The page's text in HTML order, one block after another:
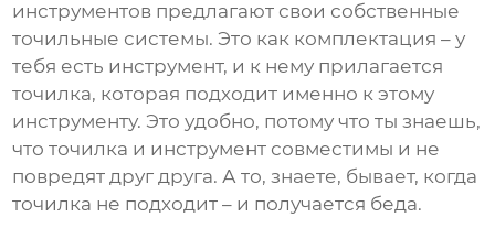
инструментов предлагают свои собственные
точильные системы. Это как комплектация – у
тебя есть инструмент, и к нему прилагается
точилка, которая подходит именно к этому
инструменту. Это удобно, потому что ты знаешь,
что точилка и инструмент совместимы и не
повредят друг друга. А то, знаете, бывает, когда
точилка не подходит – и получается беда.